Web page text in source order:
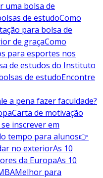
uma bolsa de
de estudoComo
para bolsa de
de graçaComo
para esportes nos
de estudos do Instituto
de estudoEncontre
a pena fazer faculdade?
Carta de motivação
inscrever em
tempo para alunos👉
no exteriorAs 10
da EuropaAs 10
Melhor para